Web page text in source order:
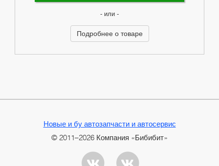
- или -
Подробнее о товаре
Новые и бу автозапчасти и автосервис
© 2011–2026 Компания «Бибибит»